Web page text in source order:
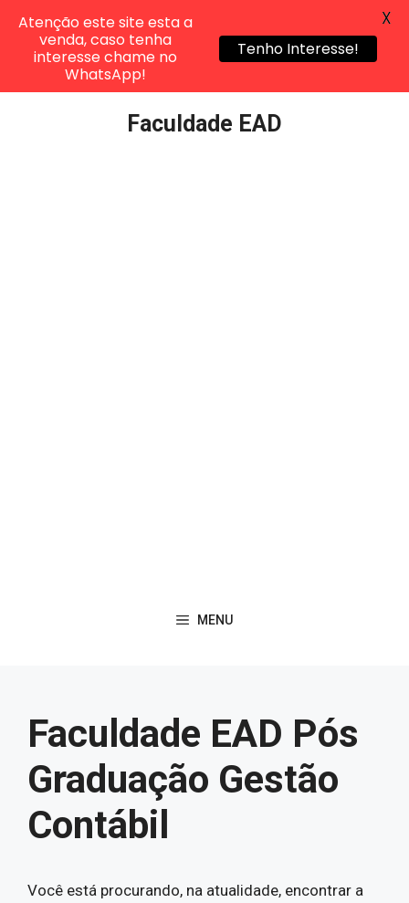
Faculdade EAD
MENU
Faculdade EAD Pós
Graduação Gestão
Contábil
Você está procurando, na atualidade, encontrar a
Atenção este site esta a
venda, caso tenha
interesse chame no
WhatsApp!
Tenho Interesse!
X